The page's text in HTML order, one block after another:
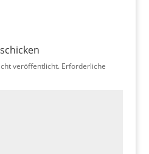
veröffentlicht. Erforderliche